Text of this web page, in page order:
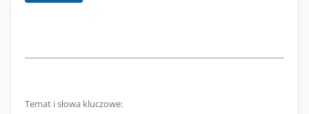
Temat i słowa kluczowe: